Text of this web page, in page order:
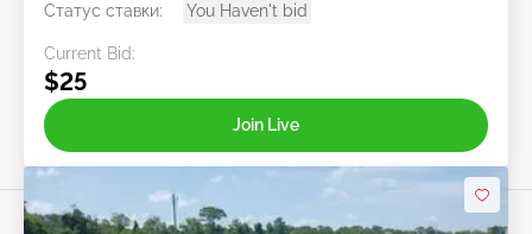
Статус ставки:
You Haven't bid
Current Bid:
$25
Join Live